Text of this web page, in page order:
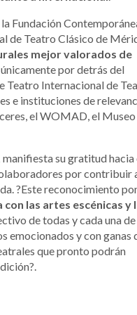
Fundación
de Teatro Clásico de
mejor valorados de
por detrás del
Teatro Internacional de
e instituciones de
el WOMAD, el Museo
manifiesta su gratitud hacia
por contribuir
?Este reconocimiento
las artes escénicas y
de todas y cada una de
emocionados y con ganas
que pronto podrán